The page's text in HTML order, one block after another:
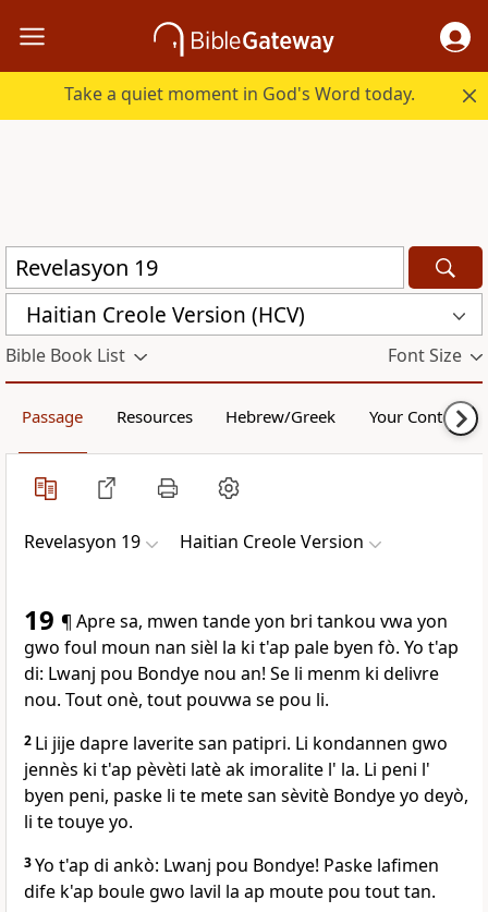
Take a quiet moment in God's Word today.
Haitian Creole Version (HCV)
Bible Book List Font Size
Passage Resources Hebrew/Greek Your Content
Revelasyon 19 Haitian Creole Version
19 ¶ Apre sa, mwen tande yon bri tankou vwa yon
gwo foul moun nan sièl la ki t'ap pale byen fò. Yo t'ap
di: Lwanj pou Bondye nou an! Se li menm ki delivre
nou. Tout onè, tout pouvwa se pou li.
2 Li jije dapre laverite san patipri. Li kondannen gwo
jennès ki t'ap pèvèti latè ak imoralite l' la. Li peni l'
byen peni, paske li te mete san sèvitè Bondye yo deyò,
li te touye yo.
3Yo t'ap di ankò: Lwanj pou Bondye! Paske lafimen
dife k'ap boule gwo lavil la ap moute pou tout tan.